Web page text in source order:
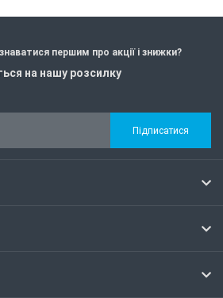
першим про акції і знижки?
на нашу розсилку
Підписатися